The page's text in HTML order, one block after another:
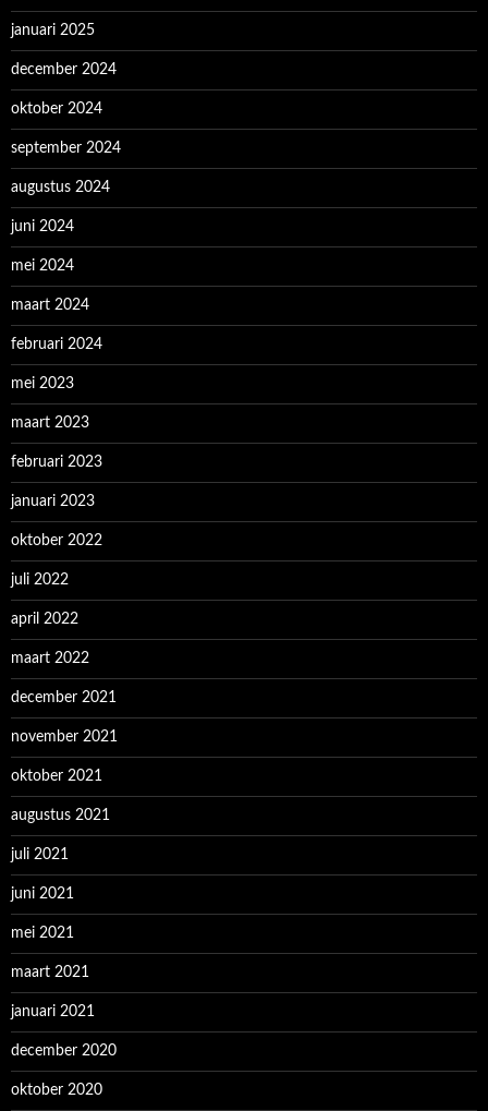
januari 2025
december 2024
oktober 2024
september 2024
augustus 2024
juni 2024
mei 2024
maart 2024
februari 2024
mei 2023
maart 2023
februari 2023
januari 2023
oktober 2022
juli 2022
april 2022
maart 2022
december 2021
november 2021
oktober 2021
augustus 2021
juli 2021
juni 2021
mei 2021
maart 2021
januari 2021
december 2020
oktober 2020